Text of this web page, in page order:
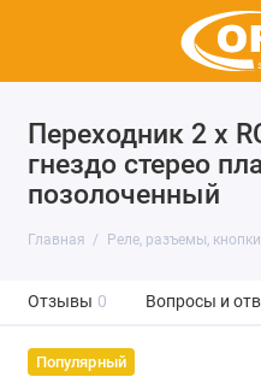
Переходник 2 x
гнездо стерео
позолоченный
Главная Реле, разъемы,
Отзывы 0 Вопросы и
Популярный